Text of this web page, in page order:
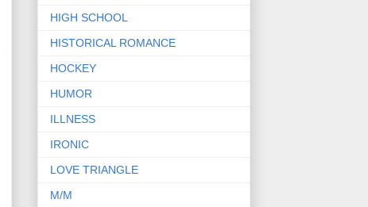
HIGH SCHOOL
HISTORICAL ROMANCE
HOCKEY
HUMOR
ILLNESS
IRONIC
LOVE TRIANGLE
M/M